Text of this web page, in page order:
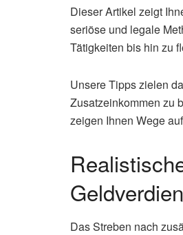
Dieser Artikel zeigt
seriöse und legale
Tätigkeiten bis hin zu
Unsere Tipps zielen
Zusatzeinkommen zu
zeigen Ihnen Wege
Das Streben nach